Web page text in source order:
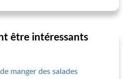
être intéressants
manger des salades